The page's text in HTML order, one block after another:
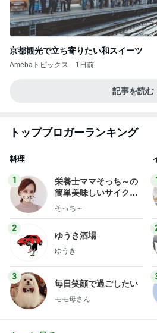
京都観光で立ち寄りたい和スイーツ
Amebaトピックス 1日前
記事を読む
トップブロガーランキング
料理
1
栄養士ママそっち～の
簡単美味しいサイクル
献立
そっち～
2
ゆうき酒場
ゆうき
3
毎日笑顔で過ごしたい
モモ母さん
1